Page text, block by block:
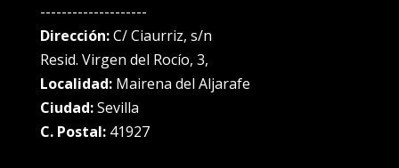
--------------------
Dirección:C/ Ciaurriz, s/n
Resid. Virgen del Rocío, 3,
Localidad:Mairena del Aljarafe
Ciudad:Sevilla
C. Postal:41927